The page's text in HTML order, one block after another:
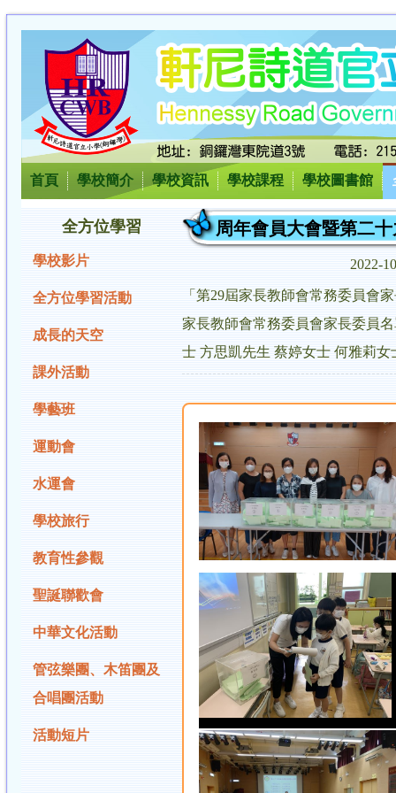
首頁 學校簡介 學校資訊 學校課程 學校圖書館
全方位學習
學校影片
全方位學習活動
成長的天空
課外活動
學藝班
運動會
水運會
學校旅行
教育性參觀
聖誕聯歡會
中華文化活動
管弦樂團、木笛團及
合唱團活動
活動短片
周年會員大會暨第二
2022-
「第29屆家長教師會常務委員會
家長教師會常務委員會家長委員
士 方思凱先生 蔡婷女士 何雅莉女